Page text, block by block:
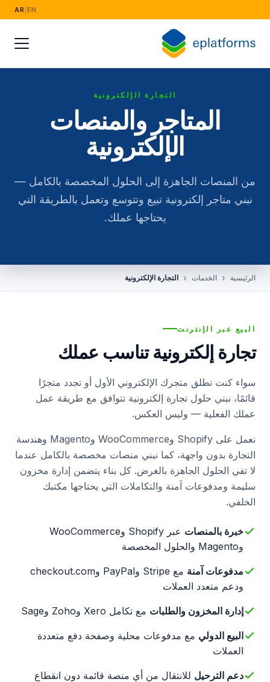
EN
AR
التجارة الإلكترونية
المتاجر والمنصات
الإلكترونية
من المنصات الجاهزة إلى الحلول المخصصة بالكامل —
نبني متاجر إلكترونية تبيع وتتوسع وتعمل بالطريقة التي
يحتاجها عملك.
الرئيسية الخدمات التجارة الإلكترونية
البيع عبر الإنترنت
تجارة إلكترونية تناسب عملك
سواء كنت تطلق متجرك الإلكتروني الأول أو تجدد متجرًا
قائمًا، نبني حلول تجارة إلكترونية تتوافق مع طريقة عمل
عملك الفعلية — وليس العكس.
نعمل على Shopify وWooCommerce وMagento وهندسة
التجارة بدون واجهة، كما نبني منصات مخصصة بالكامل عندما
لا تفي الحلول الجاهزة بالغرض. كل بناء يتضمن إدارة مخزون
سليمة ومدفوعات آمنة والتكاملات التي يحتاجها مكتبك
الخلفي.
خبرة بالمنصات
عبر Shopify وWooCommerce
وMagento والحلول المخصصة
مدفوعات آمنة
مع Stripe وPayPal وcheckout.com
ودعم متعدد العملات
إدارة المخزون والطلبات مع تكامل Xero وZoho وSage
البيع الدولي مع مدفوعات محلية وصفحة دفع متعددة
العملات
دعم الترحيل للانتقال من أي منصة قائمة دون انقطاع
الأزياء والتجزئة
الخدمات المالية والقانونية والتأمين
التوظيف والموارد البشرية
الجمعيات الخيرية والمنظمات غير الربحية
الرعاية الصحية